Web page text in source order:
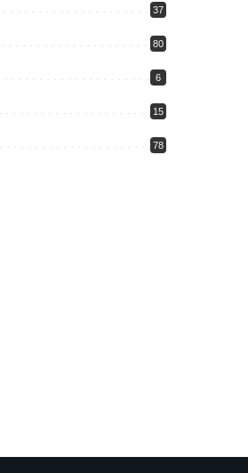
37
80
6
15
78